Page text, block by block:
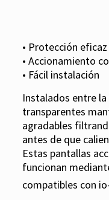
• Protección
• Accionamiento
• Fácil instalación
Instalados entre
transparentes
agradables
antes de que
Estas pantallas
funcionan
compatibles con